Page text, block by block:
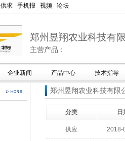
供求 手机报 视频 论坛
郑州昱翔农业科技有
主营产品：
企业新闻 产品中心 技术指导
郑州昱翔农业科技有限
分类 日
供应 2018-